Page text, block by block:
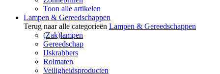
Toon alle artikelen
Lampen & Gereedschappen
Terug naar alle categorieën Lampen & Gereedschappen
(Zak)lampen
Gereedschap
IJskrabbers
Rolmaten
Veiligheidsproducten